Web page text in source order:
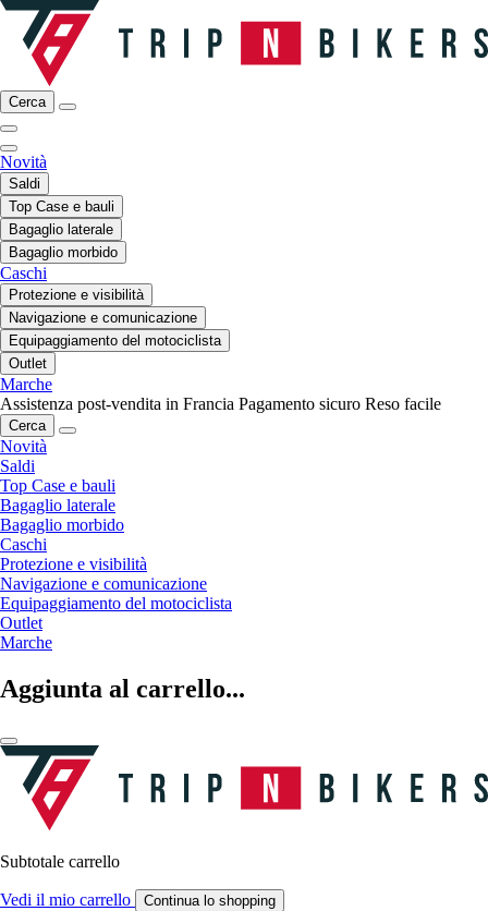
Cerca
Novità
Saldi
Top Case e bauli
Bagaglio laterale
Bagaglio morbido
Caschi
Protezione e visibilità
Navigazione e comunicazione
Equipaggiamento del motociclista
Outlet
Marche
Assistenza post-vendita in Francia Pagamento sicuro Reso facile
Cerca
Novità
Saldi
Top Case e bauli
Bagaglio laterale
Bagaglio morbido
Caschi
Protezione e visibilità
Navigazione e comunicazione
Equipaggiamento del motociclista
Outlet
Marche
Aggiunta al carrello...
Subtotale carrello
Vedi il mio carrello Continua lo shopping